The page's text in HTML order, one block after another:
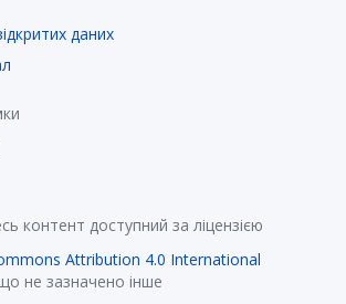
даних
контент доступний за ліцензією
Attribution 4.0 International
не зазначено інше